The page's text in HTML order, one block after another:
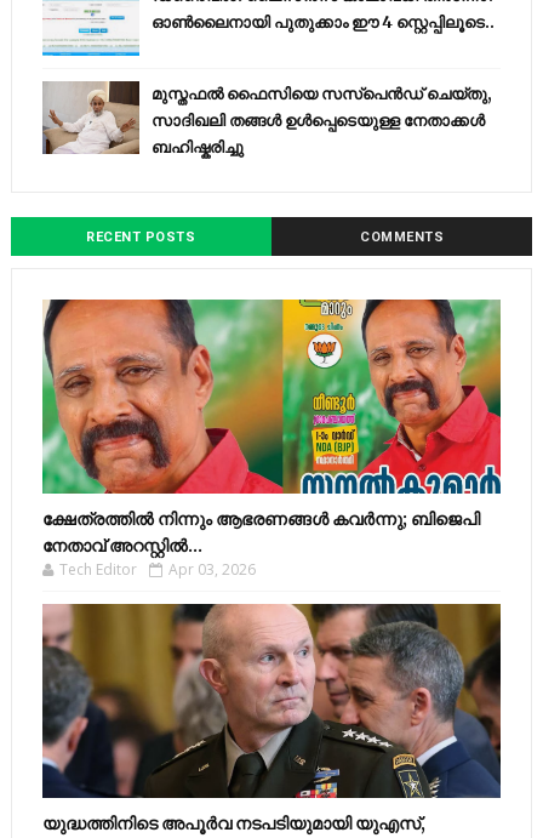
ഓൺലൈനായി പുതുക്കാം ഈ 4 സ്റ്റെപ്പിലൂടെ..
മുസ്തഫൽ ഫൈസിയെ സസ്‌പെൻഡ് ചെയ്തു,
സാദിഖലി തങ്ങൾ ഉൾപ്പെടെയുള്ള നേതാക്കൾ
ബഹിഷ്കരിച്ചു
RECENT POSTS COMMENTS
ക്ഷേത്രത്തിൽ നിന്നും ആഭരണങ്ങൾ കവർന്നു; ബിജെപി
നേതാവ് അറസ്റ്റിൽ...
Tech Editor Apr 03, 2026
യുദ്ധത്തിനിടെ അപൂർവ നടപടിയുമായി യുഎസ്,